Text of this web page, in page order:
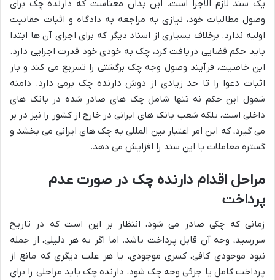
یک سند لازم الاجرا است. این بدان معناست که دارنده چک برای
وصول مطالبات خود، نیازی به مراجعه به دادگاه و اثبات حقانیت
اولیه ندارد. برخلاف بسیاری از اسناد دیگر که برای اجرای آن ها ابتدا
باید حکم قضایی دریافت کرد، چک به خودی خود قدرت اجرایی دارد.
این خاصیت، فرآیند وصول وجه چک برگشتی را تسریع می کند و بار
اثبات دعوا را تا حد زیادی از دوش دارنده چک برمی دارد. دامنه
شمول این حکم نه تنها شامل چک های صادر شده در بانک های
داخلی است، بلکه شعب بانک های ایرانی در خارج از کشور را نیز در بر
می گیرد، که این امر اعتبار بین المللی به چک های ایرانی می بخشد و
گستره معاملات با این سند را افزایش می دهد.
مراحل اقدام دارنده چک در صورت عدم
پرداخت
زمانی که چکی صادر می شود، انتظار بر این است که در تاریخ
سررسید، وجه آن قابل پرداخت باشد. اما اگر به هر دلیلی، از جمله
نبود موجودی کافی، کسری موجودی، یا هر علت دیگری که مانع از
پرداخت کامل یا جزئی وجه چک شود، دارنده چک باید مراحلی را برای